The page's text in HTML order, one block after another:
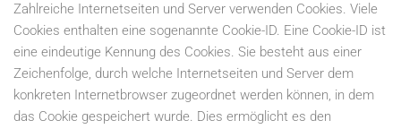
Zahlreiche Internetseiten und Server verwenden Cookies. Viele
Cookies enthalten eine sogenannte Cookie-ID. Eine Cookie-ID ist
eine eindeutige Kennung des Cookies. Sie besteht aus einer
Zeichenfolge, durch welche Internetseiten und Server dem
konkreten Internetbrowser zugeordnet werden können, in dem
das Cookie gespeichert wurde. Dies ermöglicht es den